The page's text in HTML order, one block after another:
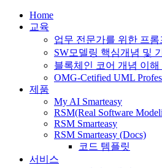
Home
교육
업무 전문가를 위한 프
SW모델링 핵심개념 및
블록체인 코어 개념 이해
OMG-Cetified UML
제품
My AI Smarteasy
RSM(Real Software
RSM Smarteasy
RSM Smarteasy (Docs)
코드 템플릿
서비스